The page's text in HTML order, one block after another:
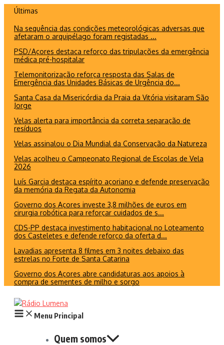
conteúdo
Últimas
Na sequência das condições meteorológicas adversas que
afetaram o arquipélago foram registadas ...
PSD/Açores destaca reforço das tripulações da emergência
médica pré-hospitalar
Telemonitorização reforça resposta das Salas de
Emergência das Unidades Básicas de Urgência do...
Santa Casa da Misericórdia da Praia da Vitória visitaram São
Jorge
Velas alerta para importância da correta separação de
resíduos
Velas assinalou o Dia Mundial da Conservação da Natureza
Velas acolheu o Campeonato Regional de Escolas de Vela
2026
Luís Garcia destaca espírito açoriano e defende preservação
da memória da Regata da Autonomia
Governo dos Açores investe 3,8 milhões de euros em
cirurgia robótica para reforçar cuidados de s...
CDS-PP destaca investimento habitacional no Loteamento
dos Casteletes e defende reforço da oferta d...
Lavadias apresenta 8 filmes em 3 noites debaixo das
estrelas no Forte de Santa Catarina
Governo dos Açores abre candidaturas aos apoios à
compra de sementes de milho e sorgo
Menu Principal
Quem somos